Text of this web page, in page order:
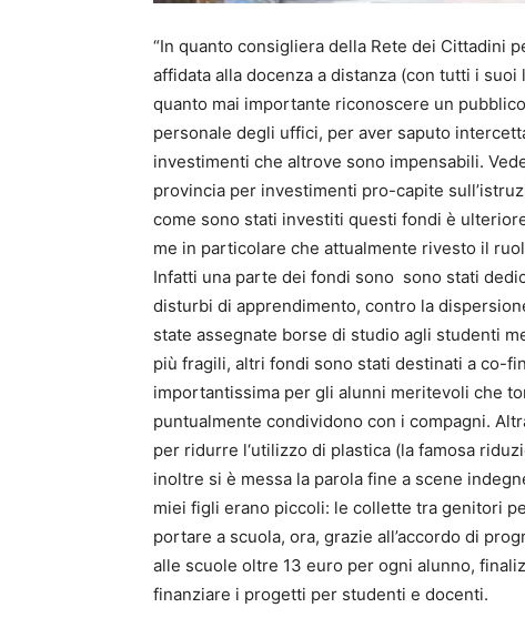
“In quanto consigliera della Rete dei Cittadini
affidata alla docenza a distanza (con tutti i
quanto mai importante riconoscere un
personale degli uffici, per aver saputo
investimenti che altrove sono impensabili.
provincia per investimenti pro-capite
come sono stati investiti questi fondi è
me in particolare che attualmente rivesto il
Infatti una parte dei fondi sono sono stati
disturbi di apprendimento, contro la
state assegnate borse di studio agli studenti
più fragili, altri fondi sono stati destinati a co-
importantissima per gli alunni meritevoli che
puntualmente condividono con i compagni.
per ridurre l‘utilizzo di plastica (la famosa
inoltre si è messa la parola fine a scene
miei figli erano piccoli: le collette tra genitori
portare a scuola, ora, grazie all’accordo di
alle scuole oltre 13 euro per ogni alunno,
finanziare i progetti per studenti e docenti.